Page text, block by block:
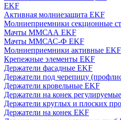
EKF
Активная молниезащита EKF
Молниеприемники секционные
Мачты ММСАА EKF
Мачты ММСАС-Ф EKF
Молниеприемники активные EKF
Крепежные элементы EKF
Держатели фасадные EKF
Держатели под черепицу
Держатели кровельные EKF
Держатели на конек
Держатели круглых и плоских
Держатели на конек EKF